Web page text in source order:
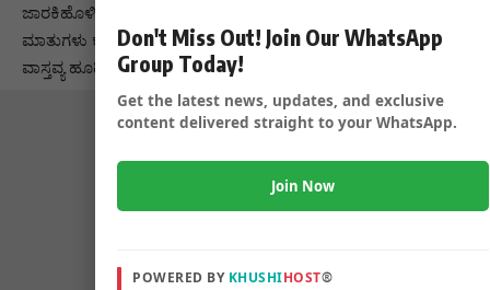
ಜಾರಕಿಹೊಳಿ ಅವರಿಂದಲೇ ನಡೆದಿದೆಯಾ ಸರ್ಕಾರ ಕೆಡವಲು ಪ್ರಯತ್ನ ಎಂಬ
ಮಾತುಗಳು ಕೂಡಾ ಕೇಳಿ ಬರುತ್ತಿದ್ದು ನಿನ್ನೆ ರಾತ್ರಿಯೇ ರೆಸಾರ್ಟ್ ನಲ್ಲಿಯೇ
ವಾಸ್ತವ್ಯ ಹೂಡಿದ್ದಾರೆ ನಾಯಕರುಗಳು
Don't Miss Out! Join Our WhatsApp
Group Today!
Get the latest news, updates, and exclusive
content delivered straight to your WhatsApp.
Join Now
POWERED BY KHUSHIHOST®